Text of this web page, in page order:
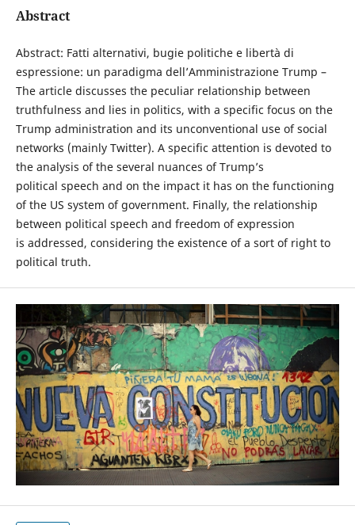
Abstract
Abstract: Fatti alternativi, bugie politiche e libertà di
espressione: un paradigma dell’Amministrazione Trump –
The article discusses the peculiar relationship between
truthfulness and lies in politics, with a specific focus on the
Trump administration and its unconventional use of social
networks (mainly Twitter). A specific attention is devoted to
the analysis of the several nuances of Trump’s
political speech and on the impact it has on the functioning
of the US system of government. Finally, the relationship
between political speech and freedom of expression
is addressed, considering the existence of a sort of right to
political truth.